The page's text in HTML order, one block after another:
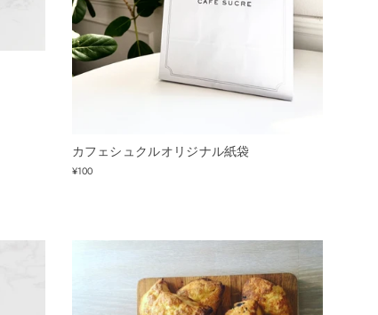
カフェシュクルオリジナル紙袋
¥100